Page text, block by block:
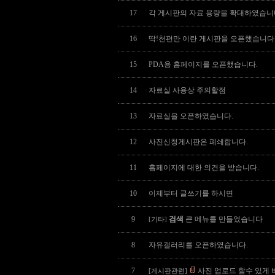
17 각 게시판의 자료 용량을 확대하였습니
16 딱!천편만 이란 게시판을 오픈했습니다.
15 PDA용 홈페이지를 오픈했습니다.
14 자료실 사용상 주의할점
13 자료실을 오픈하였습니다.
12 사진신청게시판은 폐쇄합니다.
11 홈페이지에 대한 의견을 받습니다.
10 이제부터 글쓰기를 하시면
9 [기타] 검색 큰 메뉴를 만들었습니다
8 자유갤러리를 오픈하였습니다.
7 [게시판관련] 사진 업로드 할수 있게